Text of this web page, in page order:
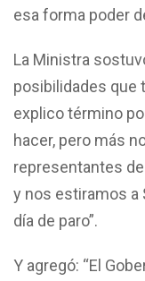
esa forma poder
La Ministra
posibilidades que
explico término
hacer, pero más
representantes
y nos estiramos a
día de paro”.
Y agregó: “El